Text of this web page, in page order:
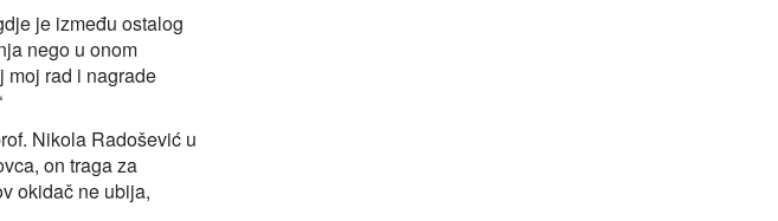
je između ostalog
nego u onom
moj rad i nagrade
Nikola Radošević u
on traga za
okidač ne ubija,